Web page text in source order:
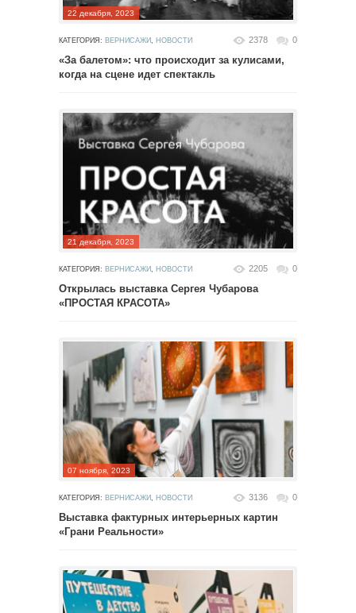
22 декабря, 2023
КАТЕГОРИЯ: ВЕРНИСАЖИ НОВОСТИ 2378 0
«За балетом»: что происходит за кулисами,
когда на сцене идет спектакль
21 декабря, 2023
КАТЕГОРИЯ: ВЕРНИСАЖИ НОВОСТИ 2205 0
Открылась выставка Сергея Чубарова
«ПРОСТАЯ КРАСОТА»
07 ноября, 2023
КАТЕГОРИЯ: ВЕРНИСАЖИ, НОВОСТИ 3136 0
Выставка фактурных интерьерных картин
«Грани Реальности»